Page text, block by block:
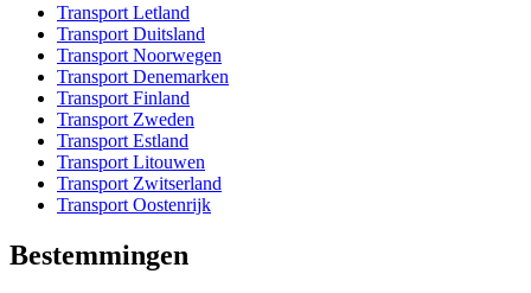
Transport Letland
Transport Duitsland
Transport Noorwegen
Transport Denemarken
Transport Finland
Transport Zweden
Transport Estland
Transport Litouwen
Transport Zwitserland
Transport Oostenrijk
Bestemmingen